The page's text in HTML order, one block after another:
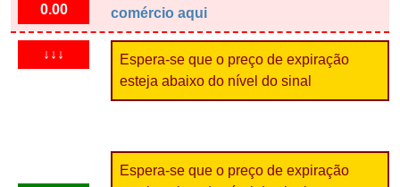
0.00
comércio aqui
↓↓↓
Espera-se que o preço de expiração
esteja abaixo do nível do sinal
Espera-se que o preço de expiração